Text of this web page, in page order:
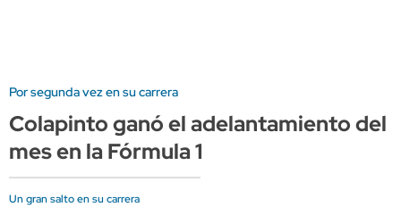
Por segunda vez en su carrera
Colapinto ganó el adelantamiento del
mes en la Fórmula 1
Un gran salto en su carrera